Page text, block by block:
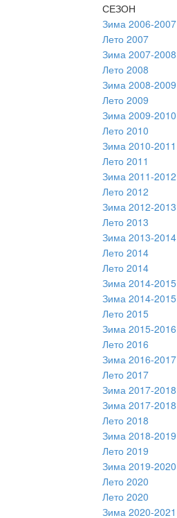
СЕЗОН
Зима 2006-2007
Лето 2007
Зима 2007-2008
Лето 2008
Зима 2008-2009
Лето 2009
Зима 2009-2010
Лето 2010
Зима 2010-2011
Лето 2011
Зима 2011-2012
Лето 2012
Зима 2012-2013
Лето 2013
Зима 2013-2014
Лето 2014
Лето 2014
Зима 2014-2015
Зима 2014-2015
Лето 2015
Зима 2015-2016
Лето 2016
Зима 2016-2017
Лето 2017
Зима 2017-2018
Зима 2017-2018
Лето 2018
Зима 2018-2019
Лето 2019
Зима 2019-2020
Лето 2020
Лето 2020
Зима 2020-2021